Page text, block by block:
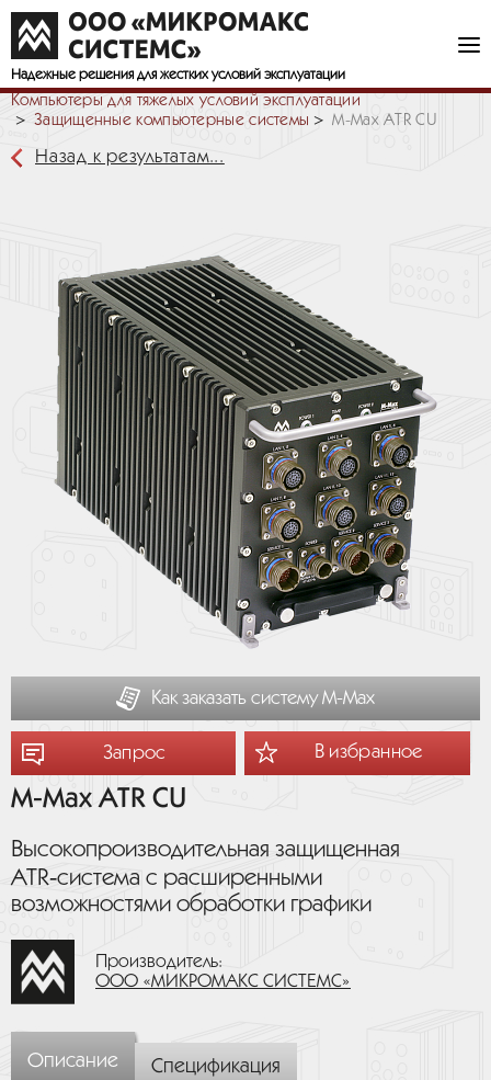
Надежные решения для жестких условий эксплуатации
Компьютеры для тяжелых условий эксплуатации
Защищенные компьютерные системы
M-Max ATR CU
Назад к результатам...
Как заказать систему М-Мах
Запрос В избранное
M-Max ATR CU
Высокопроизводительная защищенная
ATR‑система с расширенными
возможностями обработки графики
Производитель:
ООО «МИКРОМАКС СИСТЕМС»
Описание Спецификация